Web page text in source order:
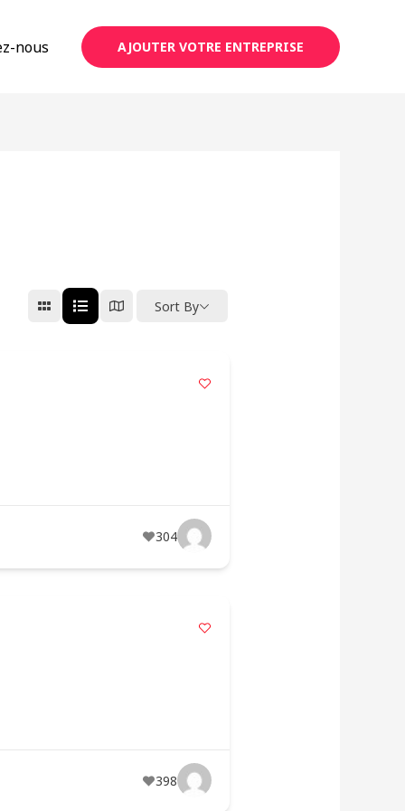
nous AJOUTER VOTRE ENTREPRISE
Sort By
304
398